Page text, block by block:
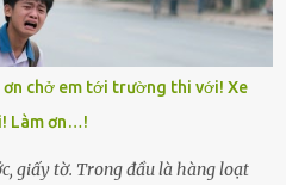
Trí học giỏi mà hiền, sau này
em gái: Mai, Lan và Hương – ba
tụi nhỏ sau này như hoa mai nở
mấy cũng cần đất màu, mà nhà
Năm đó, Trí đỗ Đại học Bách
ơn chở em tới trường thi với! Xe
Làm ơn…!
giấy tờ. Trong đầu là hàng loạt